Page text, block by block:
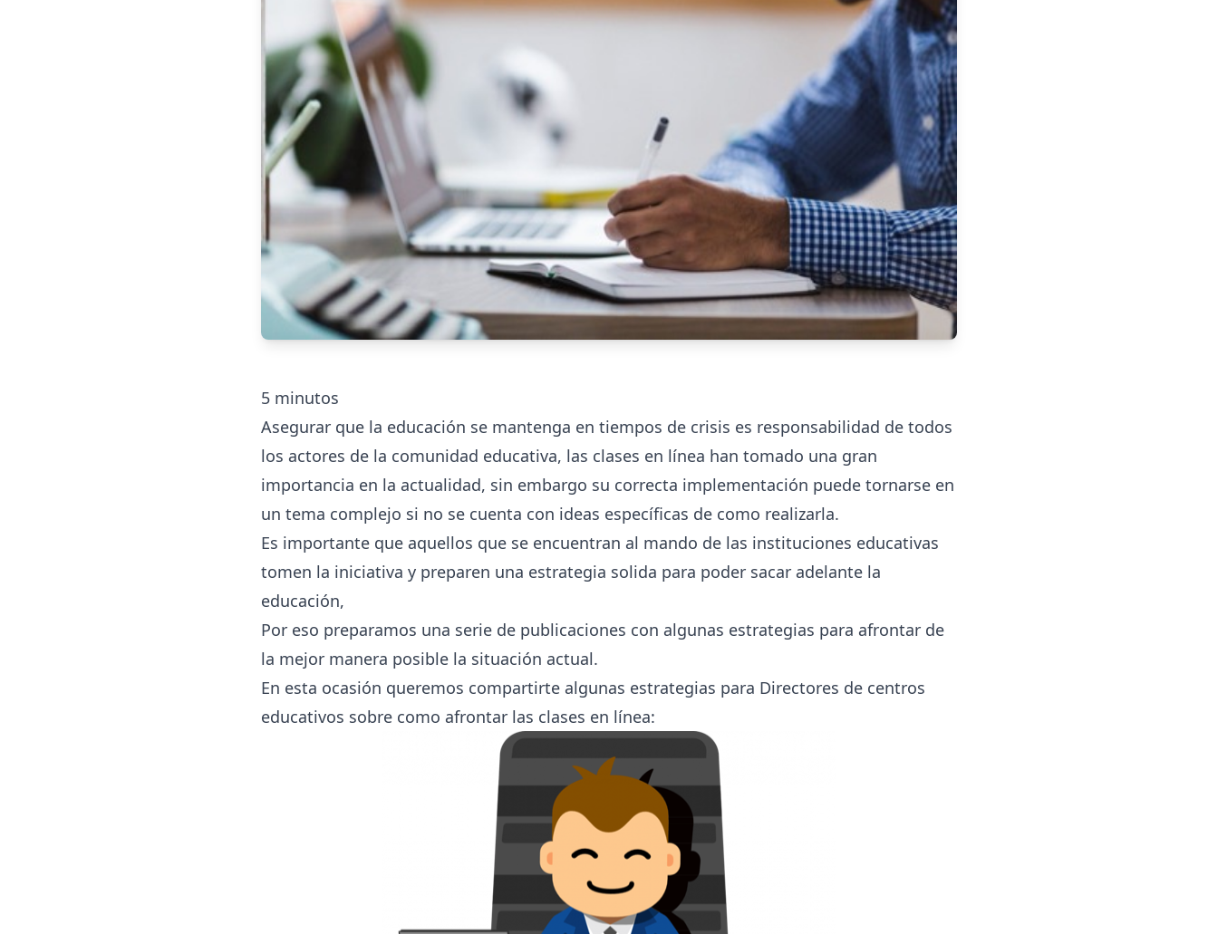
5 minutos
Asegurar que la educación se mantenga en tiempos de crisis es responsabilidad de todos
los actores de la comunidad educativa, las clases en línea han tomado una gran
importancia en la actualidad, sin embargo su correcta implementación puede tornarse en
un tema complejo si no se cuenta con ideas específicas de como realizarla.
Es importante que aquellos que se encuentran al mando de las instituciones educativas
tomen la iniciativa y preparen una estrategia solida para poder sacar adelante la
educación,
Por eso preparamos una serie de publicaciones con algunas estrategias para afrontar de
la mejor manera posible la situación actual.
En esta ocasión queremos compartirte algunas estrategias para Directores de centros
educativos sobre como afrontar las clases en línea: